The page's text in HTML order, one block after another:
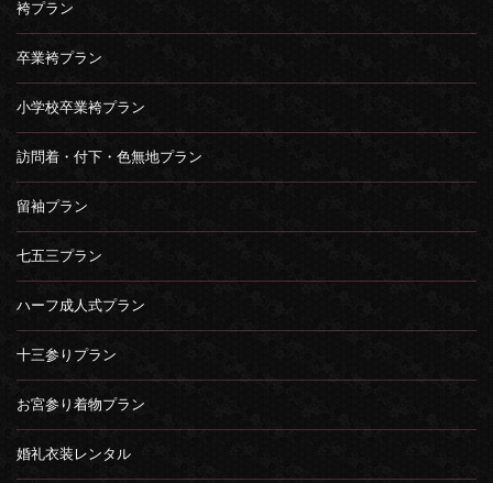
袴プラン
卒業袴プラン
小学校卒業袴プラン
訪問着・付下・色無地プラン
留袖プラン
七五三プラン
ハーフ成人式プラン
十三参りプラン
お宮参り着物プラン
婚礼衣装レンタル